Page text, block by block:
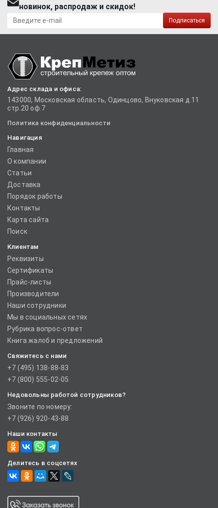
новинок, распродаж и скидок!
Подписаться
Адрес склада и офиса:
143000, Московская область, Одинцово, Внуковская д.11
стр.20 оф.7
Политика конфиденциальности
Навигация
Главная
О компании
Статьи
Доставка
Порядок работы
Контакты
Карта сайта
Поиск
Клиентам
Реквизиты
Сертификаты
Прайс-листы
Производители
Наши сотрудники
Мы в социальных сетях
Рубрика вопрос-ответ
Книга жалоб и предложений
Свяжитесь с нами
+7 (495) 138-88-83
+7 (800) 555-02-05
Недовольны работой сотрудников?
Звоните по номеру:
+7 (926) 920-43-88
Наши контакты
Делитесь в соцсетях